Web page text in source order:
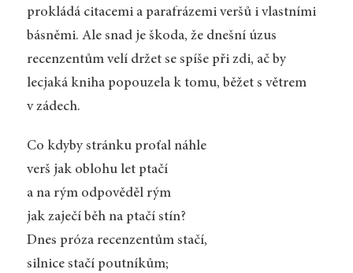
prokládá citacemi a parafrázemi veršů i vlastními
básněmi. Ale snad je škoda, že dnešní úzus
recenzentům velí držet se spíše při zdi, ač by
lecjaká kniha popouzela k tomu, běžet s větrem
v zádech.
Co kdyby stránku proťal náhle
verš jak oblohu let ptačí
a na rým odpověděl rým
jak zaječí běh na ptačí stín?
Dnes próza recenzentům stačí,
silnice stačí poutníkům;